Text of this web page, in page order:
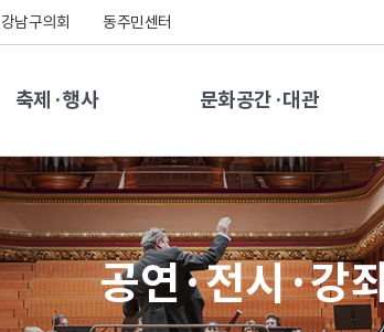
강남구의회 동주민센터
축제·행사 문화공간·대관
공연·전시·강